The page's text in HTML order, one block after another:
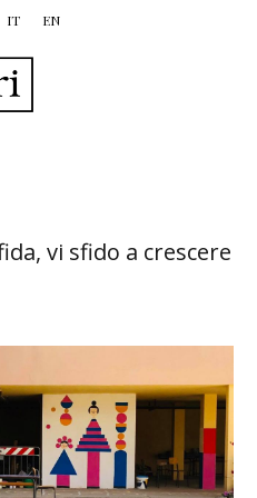
IT EN
vi sfido a crescere